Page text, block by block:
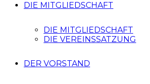
DIE MITGLIEDSCHAFT
DIE MITGLIEDSCHAFT
DIE VEREINSSATZUNG
DER VORSTAND